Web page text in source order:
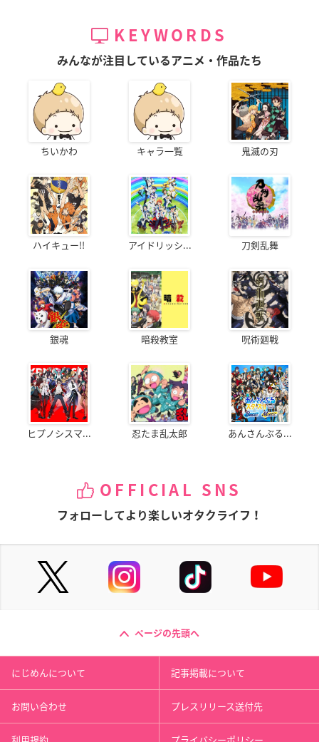
KEYWORDS
みんなが注目しているアニメ・作品たち
ちいかわ キャラ一覧 鬼滅の刃
ハイキュー!! アイドリッシ... 刀剣乱舞
銀魂 暗殺教室 呪術廻戦
ヒプノシスマ... 忍たま乱太郎 あんさんぶる...
OFFICIAL SNS
フォローしてより楽しいオタクライフ！
ページの先頭へ
にじめんについて 記事掲載について
お問い合わせ プレスリリース送付先
利用規約 プライバシーポリシー